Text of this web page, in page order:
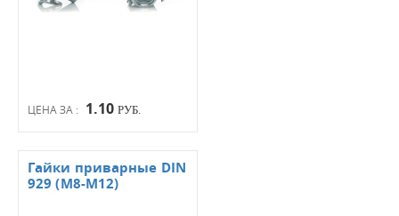
ЦЕНА ЗА : 1.10 РУБ.
Гайки приварные DIN
929 (М8-М12)